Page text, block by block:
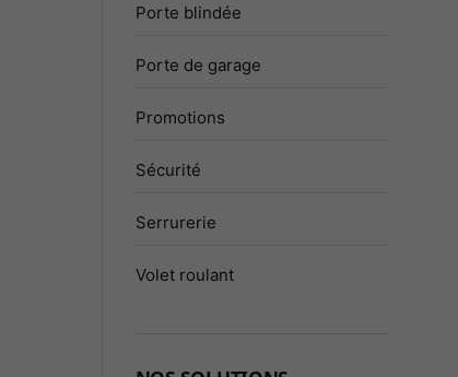
Porte blindée
Porte de garage
Promotions
Sécurité
Serrurerie
Volet roulant